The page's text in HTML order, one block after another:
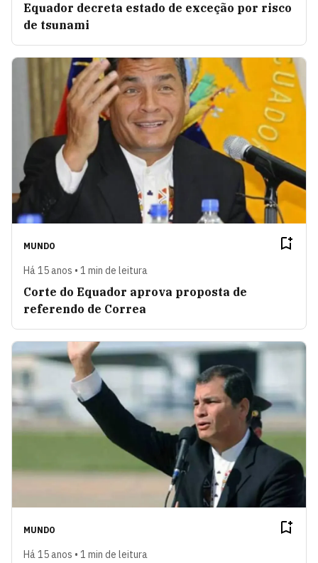
Equador decreta estado de exceção por risco
de tsunami
MUNDO
Há 15 anos • 1 min de leitura
Corte do Equador aprova proposta de
referendo de Correa
MUNDO
Há 15 anos • 1 min de leitura